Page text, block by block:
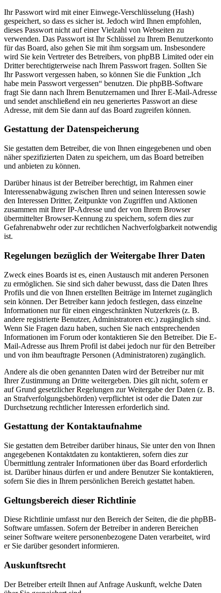
Ihr Passwort wird mit einer Einwege-Verschlüsselung (Hash)
gespeichert, so dass es sicher ist. Jedoch wird Ihnen empfohlen,
dieses Passwort nicht auf einer Vielzahl von Webseiten zu
verwenden. Das Passwort ist Ihr Schlüssel zu Ihrem Benutzerkonto
für das Board, also gehen Sie mit ihm sorgsam um. Insbesondere
wird Sie kein Vertreter des Betreibers, von phpBB Limited oder ein
Dritter berechtigterweise nach Ihrem Passwort fragen. Sollten Sie
Ihr Passwort vergessen haben, so können Sie die Funktion „Ich
habe mein Passwort vergessen“ benutzen. Die phpBB-Software
fragt Sie dann nach Ihrem Benutzernamen und Ihrer E-Mail-Adresse
und sendet anschließend ein neu generiertes Passwort an diese
Adresse, mit dem Sie dann auf das Board zugreifen können.
Gestattung der Datenspeicherung
Sie gestatten dem Betreiber, die von Ihnen eingegebenen und oben
näher spezifizierten Daten zu speichern, um das Board betreiben
und anbieten zu können.
Darüber hinaus ist der Betreiber berechtigt, im Rahmen einer
Interessenabwägung zwischen Ihren und seinen Interessen sowie
den Interessen Dritter, Zeitpunkte von Zugriffen und Aktionen
zusammen mit Ihrer IP-Adresse und der von Ihrem Browser
übermittelter Browser-Kennung zu speichern, sofern dies zur
Gefahrenabwehr oder zur rechtlichen Nachverfolgbarkeit notwendig
ist.
Regelungen bezüglich der Weitergabe Ihrer Daten
Zweck eines Boards ist es, einen Austausch mit anderen Personen
zu ermöglichen. Sie sind sich daher bewusst, dass die Daten Ihres
Profils und die von Ihnen erstellten Beiträge im Internet zugänglich
sein können. Der Betreiber kann jedoch festlegen, dass einzelne
Informationen nur für einen eingeschränkten Nutzerkreis (z. B.
andere registrierte Benutzer, Administratoren etc.) zugänglich sind.
Wenn Sie Fragen dazu haben, suchen Sie nach entsprechenden
Informationen im Forum oder kontaktieren Sie den Betreiber. Die E-
Mail-Adresse aus Ihrem Profil ist dabei jedoch nur für den Betreiber
und von ihm beauftragte Personen (Administratoren) zugänglich.
Andere als die oben genannten Daten wird der Betreiber nur mit
Ihrer Zustimmung an Dritte weitergeben. Dies gilt nicht, sofern er
auf Grund gesetzlicher Regelungen zur Weitergabe der Daten (z. B.
an Strafverfolgungsbehörden) verpflichtet ist oder die Daten zur
Durchsetzung rechtlicher Interessen erforderlich sind.
Gestattung der Kontaktaufnahme
Sie gestatten dem Betreiber darüber hinaus, Sie unter den von Ihnen
angegebenen Kontaktdaten zu kontaktieren, sofern dies zur
Übermittlung zentraler Informationen über das Board erforderlich
ist. Darüber hinaus dürfen er und andere Benutzer Sie kontaktieren,
sofern Sie dies in Ihrem persönlichen Bereich gestattet haben.
Geltungsbereich dieser Richtlinie
Diese Richtlinie umfasst nur den Bereich der Seiten, die die phpBB-
Software umfassen. Sofern der Betreiber in anderen Bereichen
seiner Software weitere personenbezogene Daten verarbeitet, wird
er Sie darüber gesondert informieren.
Auskunftsrecht
Der Betreiber erteilt Ihnen auf Anfrage Auskunft, welche Daten